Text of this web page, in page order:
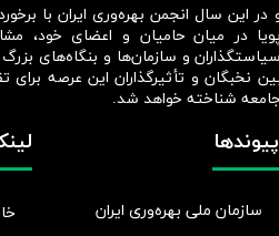
پیوندها
سازمان ملی بهره‌وری ایران
در این سال انجمن بهره‌وری ایران با
در میان حامیان و اعضای خود،
و سازمان‌ها و بنگاه‌های
نخبگان و تأثیرگذاران این عرصه
شناخته خواهد شد.​​​​​​​